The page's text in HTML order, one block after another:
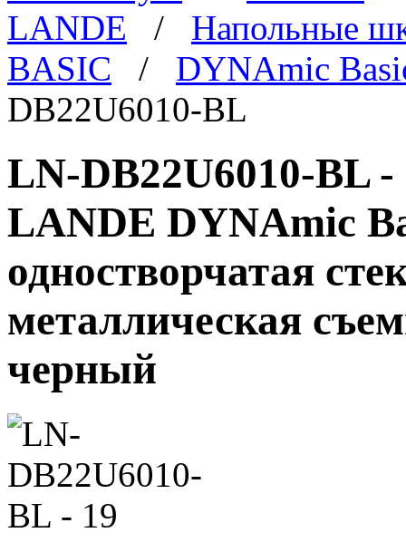
LANDE / Напольные
BASIC / DYNAmic
DB22U6010-BL
LN-DB22U6010-BL
LANDE DYNAmic
одностворчатая
металлическая
черный